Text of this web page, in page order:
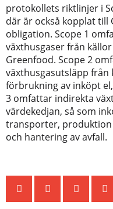
protokollets riktlinjer i
där är också kopplat till
obligation. Scope 1
växthusgaser från
Greenfood. Scope 2
växthusgasutsläpp från
förbrukning av inköpt
3 omfattar indirekta
värdekedjan, så som
transporter,
och hantering av avfall.